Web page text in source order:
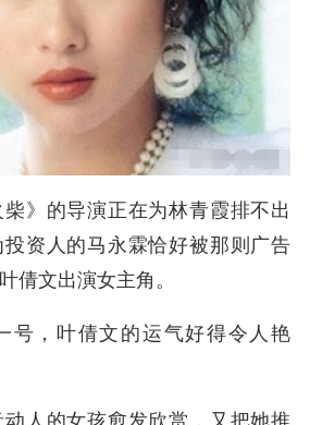
》的导演正在为林青霞排不出
资人的马永霖恰好被那则广告
倩文出演女主角。
号，叶倩文的运气好得令人艳